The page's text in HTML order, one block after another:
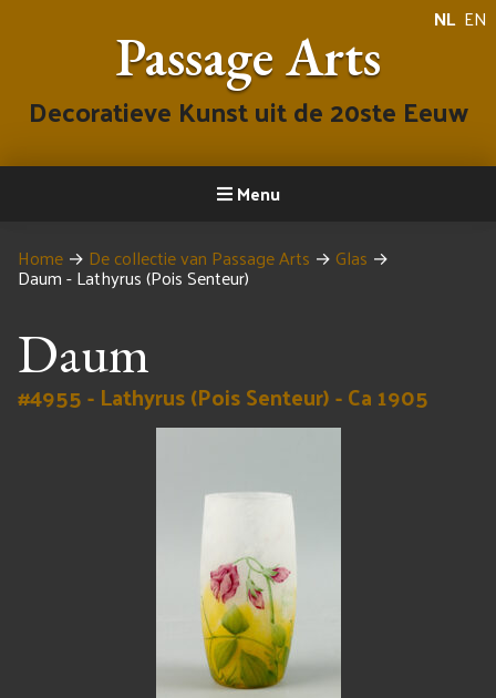
NL EN
Passage Arts
Decoratieve Kunst uit de 20ste Eeuw
Menu
Home → De collectie van Passage Arts → Glas →
Daum - Lathyrus (Pois Senteur)
Daum
#4955 - Lathyrus (Pois Senteur) - Ca 1905